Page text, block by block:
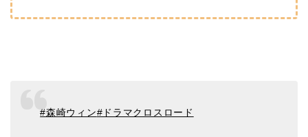
#森崎ウィン#ドラマクロスロード